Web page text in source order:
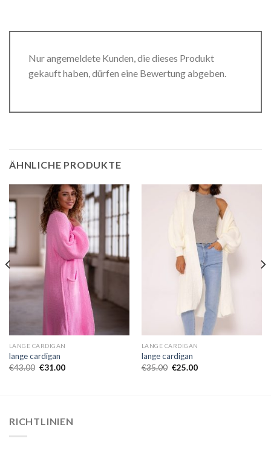
Nur angemeldete Kunden, die dieses Produkt
gekauft haben, dürfen eine Bewertung abgeben.
ÄHNLICHE PRODUKTE
LANGE CARDIGAN
lange cardigan
€43.00 €31.00
LANGE CARDIGAN
lange cardigan
€35.00 €25.00
RICHTLINIEN